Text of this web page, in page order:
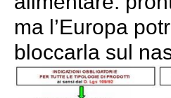
ma l’Europa
bloccarla sul